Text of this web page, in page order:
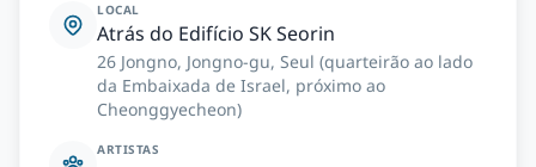
LOCAL
Atrás do Edifício SK Seorin
26 Jongno, Jongno-gu, Seul (quarteirão ao lado
da Embaixada de Israel, próximo ao
Cheonggyecheon)
ARTISTAS